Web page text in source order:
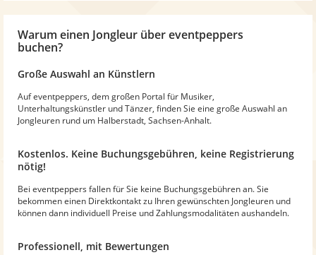
Warum einen Jongleur über eventpeppers
buchen?
Große Auswahl an Künstlern
Auf eventpeppers, dem großen Portal für Musiker,
Unterhaltungskünstler und Tänzer, finden Sie eine große Auswahl an
Jongleuren rund um Halberstadt, Sachsen-Anhalt.
Kostenlos. Keine Buchungsgebühren, keine Registrierung
nötig!
Bei eventpeppers fallen für Sie keine Buchungsgebühren an. Sie
bekommen einen Direktkontakt zu Ihren gewünschten Jongleuren und
können dann individuell Preise und Zahlungsmodalitäten aushandeln.
Professionell, mit Bewertungen